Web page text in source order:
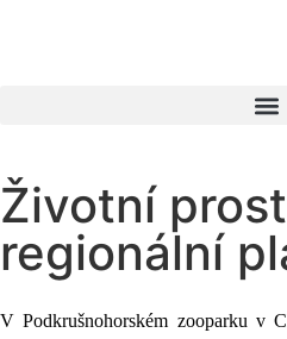
Životní
regionální
V Podkrušnohorském zooparku v